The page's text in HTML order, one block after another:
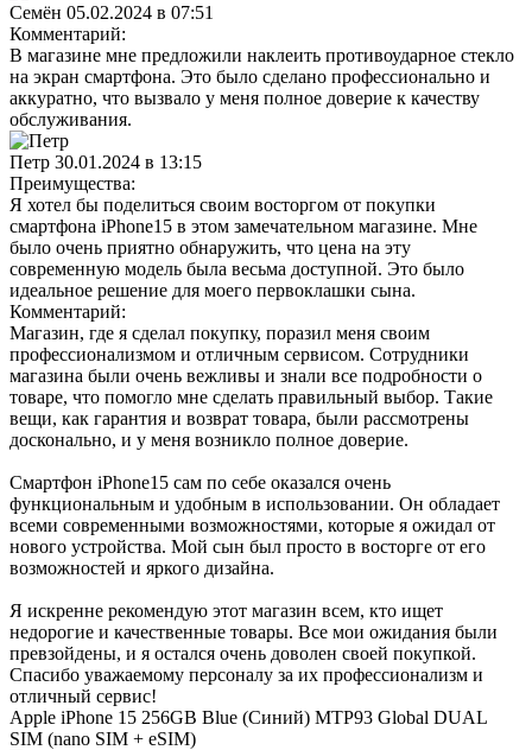
Семён 05.02.2024 в 07:51
Комментарий:
В магазине мне предложили наклеить противоударное стекло
на экран смартфона. Это было сделано профессионально и
аккуратно, что вызвало у меня полное доверие к качеству
обслуживания.
Петр 30.01.2024 в 13:15
Преимущества:
Я хотел бы поделиться своим восторгом от покупки
смартфона iPhone15 в этом замечательном магазине. Мне
было очень приятно обнаружить, что цена на эту
современную модель была весьма доступной. Это было
идеальное решение для моего первоклашки сына.
Комментарий:
Магазин, где я сделал покупку, поразил меня своим
профессионализмом и отличным сервисом. Сотрудники
магазина были очень вежливы и знали все подробности о
товаре, что помогло мне сделать правильный выбор. Такие
вещи, как гарантия и возврат товара, были рассмотрены
досконально, и у меня возникло полное доверие.
Смартфон iPhone15 сам по себе оказался очень
функциональным и удобным в использовании. Он обладает
всеми современными возможностями, которые я ожидал от
нового устройства. Мой сын был просто в восторге от его
возможностей и яркого дизайна.
Я искренне рекомендую этот магазин всем, кто ищет
недорогие и качественные товары. Все мои ожидания были
превзойдены, и я остался очень доволен своей покупкой.
Спасибо уважаемому персоналу за их профессионализм и
отличный сервис!
Apple iPhone 15 256GB Blue (Синий) MTP93 Global DUAL
SIM (nano SIM + eSIM)